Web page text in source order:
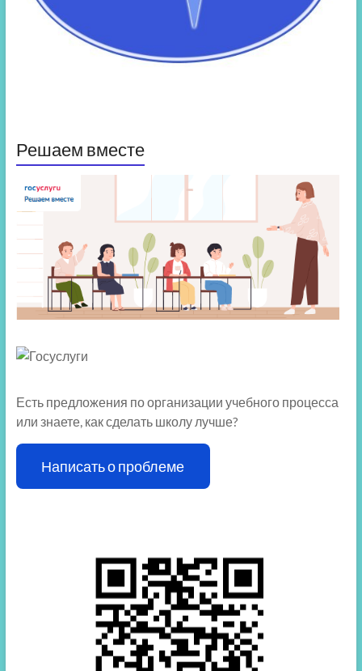
Решаем вместе
Есть предложения по организации учебного процесса
или знаете, как сделать школу лучше?
Написать о проблеме